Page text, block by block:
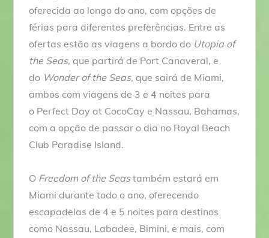
oferecida ao longo do ano, com opções de
férias para diferentes preferências. Entre as
ofertas estão as viagens a bordo do Utopia of
the Seas, que partirá de Port Canaveral, e
do Wonder of the Seas, que sairá de Miami,
ambos com viagens de 3 e 4 noites para
o Perfect Day at CocoCay e Nassau, Bahamas,
com a opção de passar o dia no Royal Beach
Club Paradise Island.
O Freedom of the Seastambém estará em
Miami durante todo o ano, oferecendo
escapadelas de 4 e 5 noites para destinos
como Nassau, Labadee, Bimini, e mais, com